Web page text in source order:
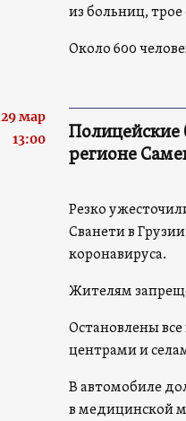
из больниц, трое
Около 600
29 мар
13:00
Полицейские
регионе
Резко
Сванети в
коронавируса.
Жителям
Остановлены
центрами и
В автомобиле
в медицинской